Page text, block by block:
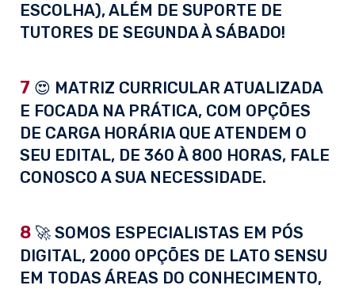
ESCOLHA), ALÉM DE SUPORTE DE
TUTORES DE SEGUNDA À SÁBADO!
7 😍 MATRIZ CURRICULAR ATUALIZADA
E FOCADA NA PRÁTICA, COM OPÇÕES
DE CARGA HORÁRIA QUE ATENDEM O
SEU EDITAL, DE 360 À 800 HORAS, FALE
CONOSCO A SUA NECESSIDADE.
8 🚀 SOMOS ESPECIALISTAS EM PÓS
DIGITAL, 2000 OPÇÕES DE LATO SENSU
EM TODAS ÁREAS DO CONHECIMENTO,